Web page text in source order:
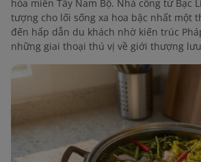
hóa miền Tây Nam Bộ. Nhà công tử Bạc
tượng cho lối sống xa hoa bậc nhất một
đến hấp dẫn du khách nhờ kiến trúc
những giai thoại thú vị về giới thượng